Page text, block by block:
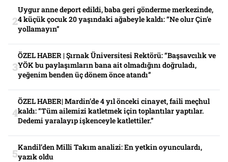
Uygur anne deport edildi, baba geri gönderme merkezinde,
4 küçük çocuk 20 yaşındaki ağabeyle kaldı: “Ne olur Çin’e
yollamayın”
ÖZEL HABER | Şırnak Üniversitesi Rektörü: “Başsavcılık ve
YÖK bu paylaşımların bana ait olmadığını doğruladı,
yeğenim benden üç dönem önce atandı”
ÖZEL HABER| Mardin’de 4 yıl önceki cinayet, faili meçhul
kaldı: “Tüm ailemizi katletmek için toplantılar yaptılar.
Dedemi yaralayıp işkenceyle katlettiler.”
Kandil’den Milli Takım analizi: En yetkin oyunculardı,
yazık oldu